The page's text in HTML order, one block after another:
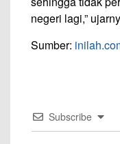
negeri lagi,”
Sumber:
Subscribe